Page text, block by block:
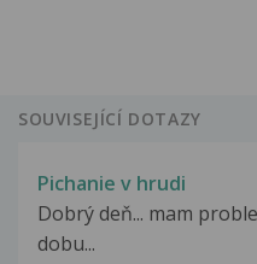
SOUVISEJÍCÍ DOTAZY
Pichanie v hrudi
Dobrý deň... mam
dobu...